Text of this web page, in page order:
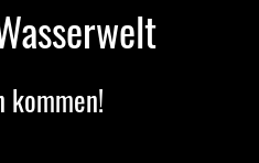
kommen!